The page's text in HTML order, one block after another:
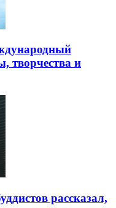
творчества и
рассказал,